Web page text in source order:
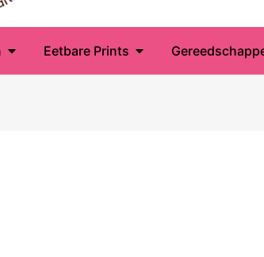
Eetbare Prints